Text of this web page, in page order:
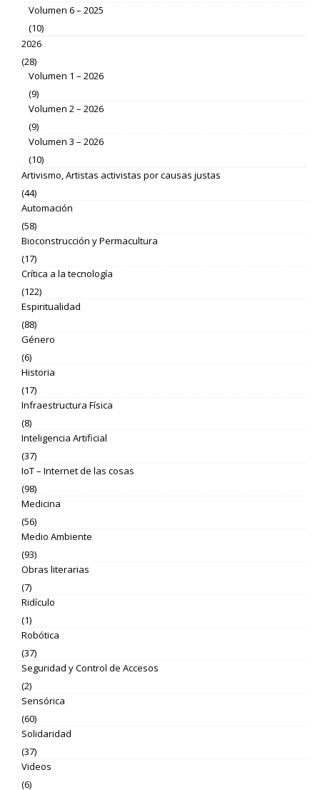
Volumen 6 – 2025
(10)
2026
(28)
Volumen 1 – 2026
(9)
Volumen 2 – 2026
(9)
Volumen 3 – 2026
(10)
Artivismo, Artistas activistas por causas justas
(44)
Automación
(58)
Bioconstrucción y Permacultura
(17)
Crítica a la tecnología
(122)
Espiritualidad
(88)
Género
(6)
Historia
(17)
Infraestructura Física
(8)
Inteligencia Artificial
(37)
IoT – Internet de las cosas
(98)
Medicina
(56)
Medio Ambiente
(93)
Obras literarias
(7)
Ridículo
(1)
Robótica
(37)
Seguridad y Control de Accesos
(2)
Sensórica
(60)
Solidaridad
(37)
Videos
(6)